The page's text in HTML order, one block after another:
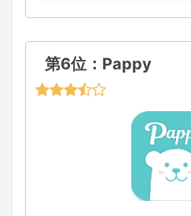
第6位：Pappy